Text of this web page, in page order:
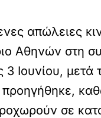
απώλειες
Αθηνών στη
3 Ιουνίου, μετά
σε